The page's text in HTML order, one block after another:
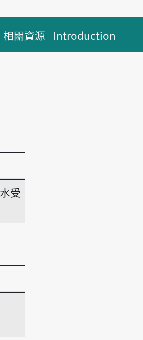
相關資源 Introduction
水受